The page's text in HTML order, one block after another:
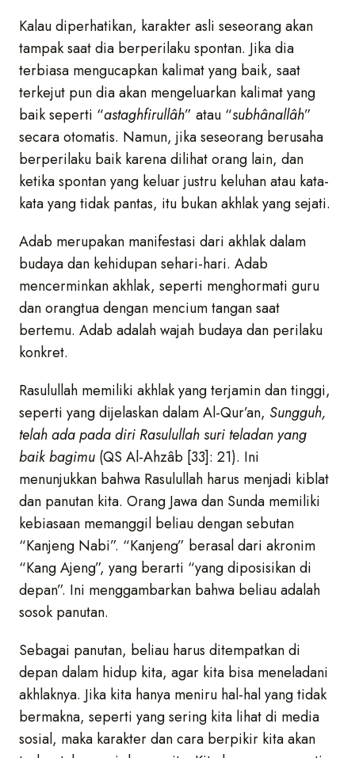
Kalau diperhatikan, karakter asli seseorang akan
tampak saat dia berperilaku spontan. Jika dia
terbiasa mengucapkan kalimat yang baik, saat
terkejut pun dia akan mengeluarkan kalimat yang
baik seperti “astaghfirullâh” atau “subhânallâh”
secara otomatis. Namun, jika seseorang berusaha
berperilaku baik karena dilihat orang lain, dan
ketika spontan yang keluar justru keluhan atau kata-
kata yang tidak pantas, itu bukan akhlak yang sejati.
Adab merupakan manifestasi dari akhlak dalam
budaya dan kehidupan sehari-hari. Adab
mencerminkan akhlak, seperti menghormati guru
dan orangtua dengan mencium tangan saat
bertemu. Adab adalah wajah budaya dan perilaku
konkret.
Rasulullah memiliki akhlak yang terjamin dan tinggi,
seperti yang dijelaskan dalam Al-Qur’an, Sungguh,
telah ada pada diri Rasulullah suri teladan yang
baik bagimu (QS Al-Ahzâb [33]: 21). Ini
menunjukkan bahwa Rasulullah harus menjadi kiblat
dan panutan kita. Orang Jawa dan Sunda memiliki
kebiasaan memanggil beliau dengan sebutan
“Kanjeng Nabi”. “Kanjeng” berasal dari akronim
“Kang Ajeng”, yang berarti “yang diposisikan di
depan”. Ini menggambarkan bahwa beliau adalah
sosok panutan.
Sebagai panutan, beliau harus ditempatkan di
depan dalam hidup kita, agar kita bisa meneladani
akhlaknya. Jika kita hanya meniru hal-hal yang tidak
bermakna, seperti yang sering kita lihat di media
sosial, maka karakter dan cara berpikir kita akan